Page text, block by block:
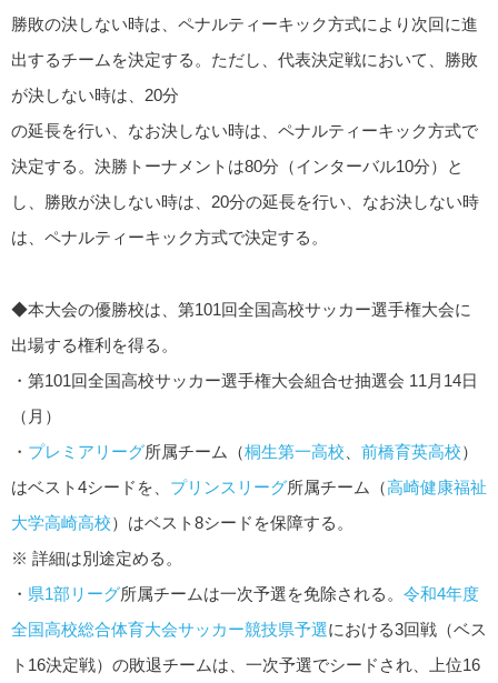
勝敗の決しない時は、ペナルティーキック方式により次回に進
出するチームを決定する。ただし、代表決定戦において、勝敗
が決しない時は、20分
の延長を行い、なお決しない時は、ペナルティーキック方式で
決定する。決勝トーナメントは80分（インターバル10分）と
し、勝敗が決しない時は、20分の延長を行い、なお決しない時
は、ペナルティーキック方式で決定する。
◆本大会の優勝校は、第101回全国高校サッカー選手権大会に
出場する権利を得る。
・第101回全国高校サッカー選手権大会組合せ抽選会 11月14日
（月）
・ プレミアリーグ所属チーム（桐生第一高校 前橋育英高校）
はベスト4シードを、 プリンスリーグ所属チーム（高崎健康福祉
大学高崎高校）はベスト8シードを保障する。
※ 詳細は別途定める。
・ 県1部リーグ所属チームは一次予選を免除される。 令和4年度
全国高校総合体育大会サッカー競技県予選における3回戦（ベス
ト16決定戦）の敗退チームは、一次予選でシードされ、上位16